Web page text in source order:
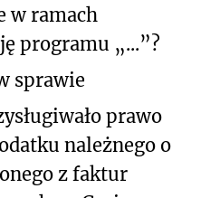
w ramach
programu „...”?
sprawie
prawo
należnego o
z faktur